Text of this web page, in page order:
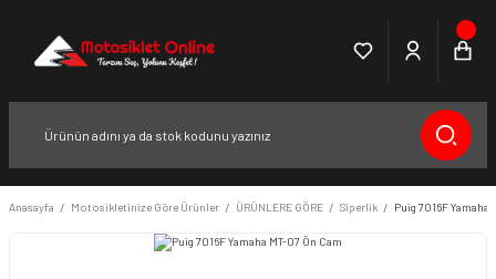
Anasayfa Motosikletinize Göre Ürünler ÜRÜNLERE GÖRE Siperlik Puig 7016F Yamaha